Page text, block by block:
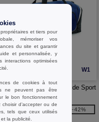
W1
QD288 - Grand Sac de Sport
Pro
€
€
-42%
et tiers pour
mémoriser vos
du site et garantir
et personnalisée, y
interactions optimisées
de cookies à tout
ne peuvent pas être
le bon fonctionnement
d’accepter ou de
tels que ceux utilisés
la publicité.